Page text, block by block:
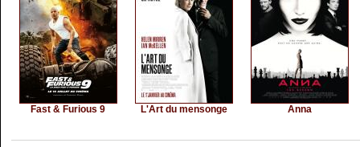
Fast & Furious 9 L'Art du mensonge Anna